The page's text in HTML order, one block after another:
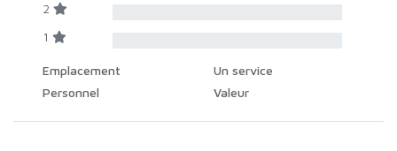
2
1
Emplacement
Un service
Personnel
Valeur